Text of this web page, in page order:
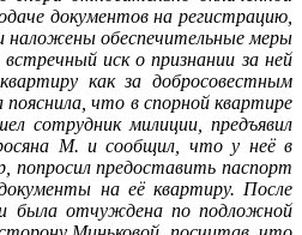
документов на регистрацию,
наложены обеспечительные меры
иск о признании за ней
как за добросовестным
что в спорной квартире
сотрудник милиции, предъявил
М. и сообщил, что у неё в
попросил предоставить паспорт
на её квартиру. После
и была отчуждена по подложной